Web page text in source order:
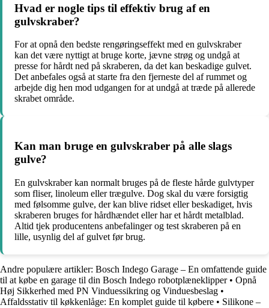
Hvad er nogle tips til effektiv brug af en
gulvskraber?
For at opnå den bedste rengøringseffekt med en gulvskraber
kan det være nyttigt at bruge korte, jævne strøg og undgå at
presse for hårdt ned på skraberen, da det kan beskadige gulvet.
Det anbefales også at starte fra den fjerneste del af rummet og
arbejde dig hen mod udgangen for at undgå at træde på allerede
skrabet område.
Kan man bruge en gulvskraber på alle slags
gulve?
En gulvskraber kan normalt bruges på de fleste hårde gulvtyper
som fliser, linoleum eller trægulve. Dog skal du være forsigtig
med følsomme gulve, der kan blive ridset eller beskadiget, hvis
skraberen bruges for hårdhændet eller har et hårdt metalblad.
Altid tjek producentens anbefalinger og test skraberen på en
lille, usynlig del af gulvet før brug.
Andre populære artikler: Bosch Indego Garage – En omfattende guide
til at købe en garage til din Bosch Indego robotplæneklipper• Opnå
Høj Sikkerhed med PN Vinduessikring og Vinduesbeslag •
Affaldsstativ til køkkenlåge: En komplet guide til købere • Silikone –